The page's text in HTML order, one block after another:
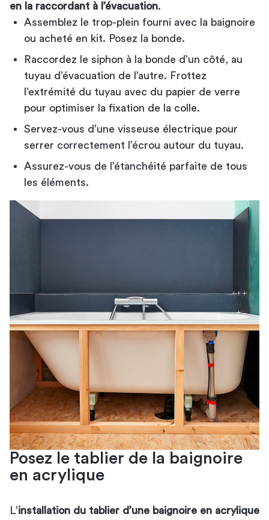
en la raccordant à l’évacuation.
Assemblez le trop-plein fourni avec la baignoire
ou acheté en kit. Posez la bonde.
Raccordez le siphon à la bonde d’un côté, au
tuyau d’évacuation de l’autre. Frottez
l’extrémité du tuyau avec du papier de verre
pour optimiser la fixation de la colle.
Servez-vous d’une visseuse électrique pour
serrer correctement l’écrou autour du tuyau.
Assurez-vous de l’étanchéité parfaite de tous
les éléments.
Posez le tablier de la baignoire
en acrylique
L’installation du tablier d’une baignoire en acrylique